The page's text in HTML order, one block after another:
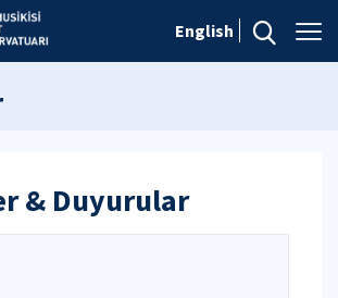
English
& Duyurular